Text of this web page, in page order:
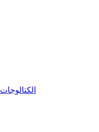
الكتالوجات